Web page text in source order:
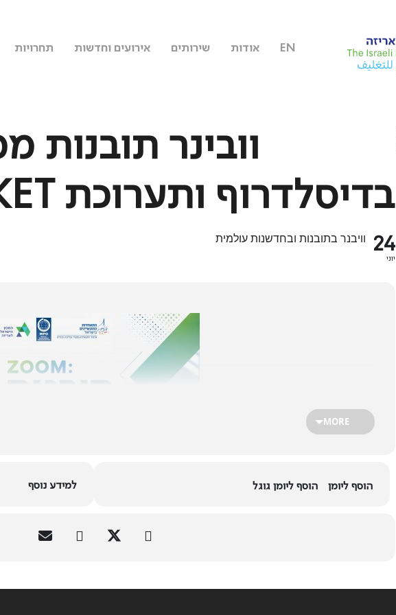
EN אודות שירותים אירועים וחדשות תחרויות
בדיסלדרוף ותערוכת INTERPACKET
24
יוני
וויבנר בתובנות ובחדשנות עולמית
לחברי המכון הישראלי לאריזה,
פעילות הWPO – כוללת מפגשים של כל צוות ההנהלה של WPO מכל העולם ובמהלכו ישנו שיתוף רב של ידע.
MORE
הוסף ליומן הוסף ליומן גוגל למידע נוסף